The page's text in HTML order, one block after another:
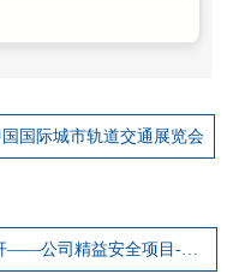
国际城市轨道交通展览会
下一条：激活内生动力 锻造精益标杆——公司精益安全项目-功能性5S阶段性成果展示暨动员大会召开